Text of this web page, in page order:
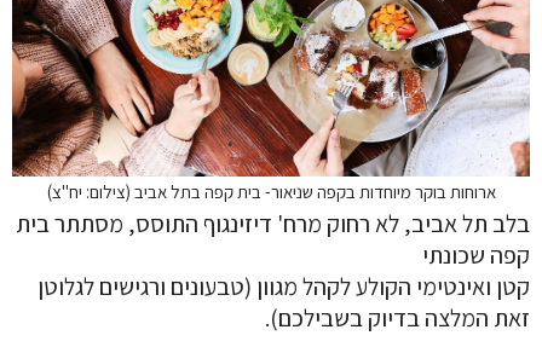
ארוחות בוקר מיוחדות בקפה שניאור- בית קפה בתל אביב (צילום: יח"צ)
בלב תל אביב, לא רחוק מרח' דיזינגוף התוסס, מסתתר בית
קפה שכונתי
קטן ואינטימי הקולע לקהל מגוון (טבעונים ורגישים לגלוטן
זאת המלצה בדיוק בשבילכם).